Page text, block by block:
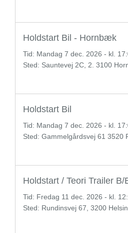
Holdstart Bil - Hornbæk
Tid: Mandag 7 dec. 2026 - kl.
Sted: Sauntevej 2C, 2. 3100
Holdstart Bil
Tid: Mandag 7 dec. 2026 - kl.
Sted: Gammelgårdsvej 61 3520
Holdstart / Teori Trailer B/
Tid: Fredag 11 dec. 2026 - kl.
Sted: Rundinsvej 67, 3200